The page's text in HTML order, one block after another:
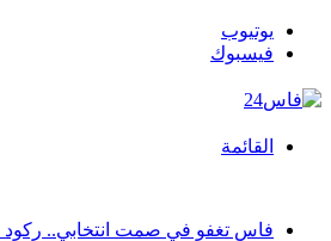
يوتيوب
فيسبوك
القائمة
فاس تغفو في صمت انتخابي..